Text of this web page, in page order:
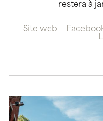
restera à
Site web